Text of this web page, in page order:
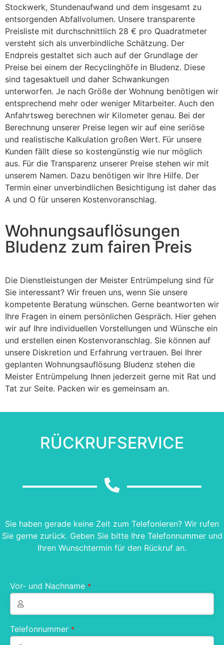
Stockwerk, Stundenaufwand und dem insgesamt zu
entsorgenden Abfallvolumen. Unsere transparente
Preisliste mit durchschnittlich 28 € pro Quadratmeter
versteht sich als unverbindliche Schätzung. Der
Endpreis gestaltet sich auch auf der Grundlage der
Preise bei einem der Recyclinghöfe in Bludenz. Diese
sind tagesaktuell und daher Schwankungen
unterworfen. Je nach Größe der Wohnung benötigen wir
entsprechend mehr oder weniger Mitarbeiter. Auch den
Anfahrtsweg berechnen wir Kilometer genau. Bei der
Berechnung unserer Preise legen wir auf eine seriöse
und realistische Kalkulation großen Wert. Für unsere
Kunden fällt diese so kostengünstig wie nur möglich
aus. Für die Transparenz unserer Preise stehen wir mit
unserem Namen. Dazu benötigen wir Ihre Hilfe. Der
Termin einer unverbindlichen Besichtigung ist daher das
A und O für unseren Kostenvoranschlag.
Wohnungsauflösungen
Bludenz zum fairen Preis
Die Dienstleistungen der Meister Entrümpelung sind für
Sie interessant? Wir freuen uns, wenn Sie unsere
kompetente Beratung wünschen. Gerne beantworten wir
Ihre Fragen in einem persönlichen Gespräch. Hier gehen
wir auf Ihre individuellen Vorstellungen und Wünsche ein
und erstellen einen Kostenvoranschlag. Sie können auf
unsere Diskretion und Erfahrung vertrauen. Bei Ihrer
geplanten Wohnungsauflösung Bludenz stehen die
Meister Entrümpelung Ihnen jederzeit gerne mit Rat und
Tat zur Seite. Packen wir es gemeinsam an.
RÜCKRUFSERVICE
Sie haben gerade keine Zeit zum Telefonieren? Wir rufen
Sie gerne zurück. Geben Sie bitte Ihre Telefonnummer und
Ihren Wunschtermin für den Rückruf an.
Vor- und Nachname *
Telefonnummer *